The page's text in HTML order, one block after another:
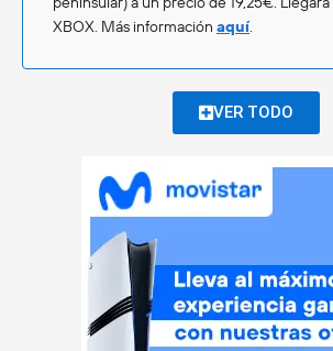
XBOX. Más información aquí.
VER TODO